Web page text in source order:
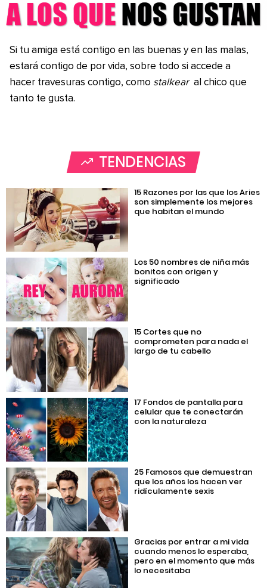
Si tu amiga está contigo en las buenas y en las malas,
estará contigo de por vida, sobre todo si accede a
hacer travesuras contigo, como stalkear al chico que
tanto te gusta.
TENDENCIAS
15 Razones por las que los Aries
son simplemente los mejores
que habitan el mundo
Los 50 nombres de niña más
bonitos con origen y
significado
15 Cortes que no
comprometen para nada el
largo de tu cabello
17 Fondos de pantalla para
celular que te conectarán
con la naturaleza
25 Famosos que demuestran
que los años los hacen ver
ridículamente sexis
Gracias por entrar a mi vida
cuando menos lo esperaba,
pero en el momento que más
lo necesitaba